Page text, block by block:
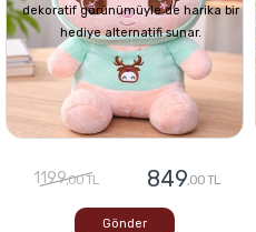
dekoratif görünümüyle de harika bir
hediye alternatifi sunar.
1199,00 TL 849,00 TL
Gönder